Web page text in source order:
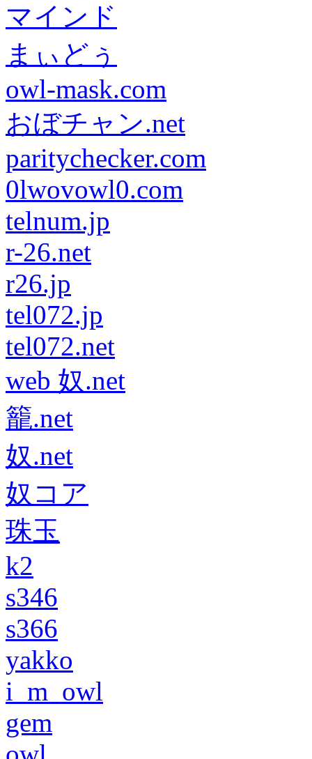
マインド
まぃどぅ
owl-mask.com
おぼチャン.net
paritychecker.com
0lwovowl0.com
telnum.jp
r-26.net
r26.jp
tel072.jp
tel072.net
web 奴.net
籠.net
奴.net
奴コア
珠玉
k2
s346
s366
yakko
i_m_owl
gem